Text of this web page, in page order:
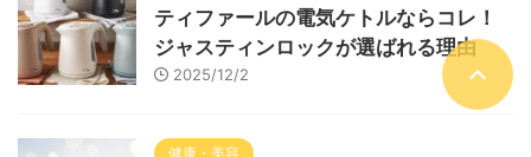
ティファールの電気ケトルならコレ！
ジャスティンロックが選ばれる理由
2025/12/2
健康・美容